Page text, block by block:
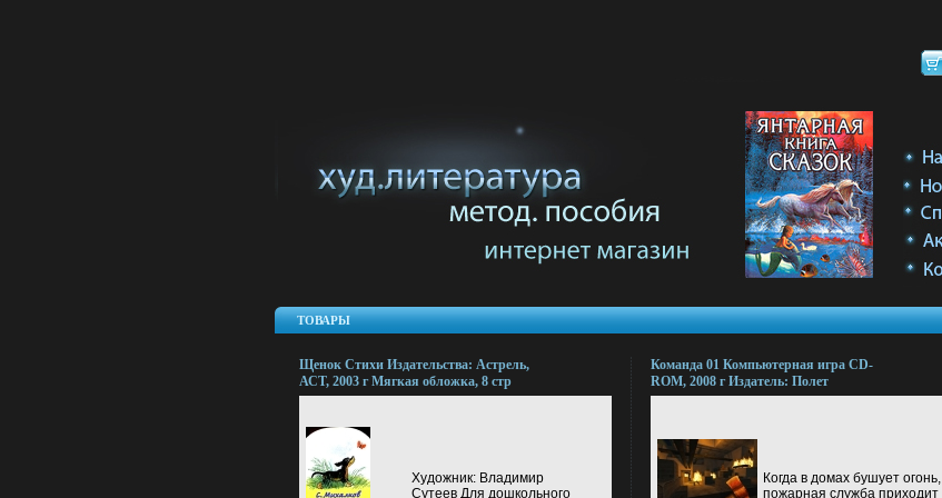
ТОВАРЫ
Щенок Стихи Издательства: Астрель,
АСТ, 2003 г Мягкая обложка, 8 стр
ISBN 5-17-002415-0, 5-271-00891-6
(~113х165 мм) инфо 8952l.
Художник: Владимир
Сутеев Для дошкольного
Команда 01 Компьютерная игра CD-
ROM, 2008 г Издатель: Полет
Навигатора; Разработчик: Nanogames
8970l.
Когда в домах бушует огонь,
пожарная служба приходит